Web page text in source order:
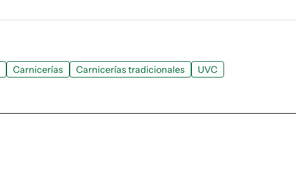
Carnicerías Carnicerías tradicionales
UVC